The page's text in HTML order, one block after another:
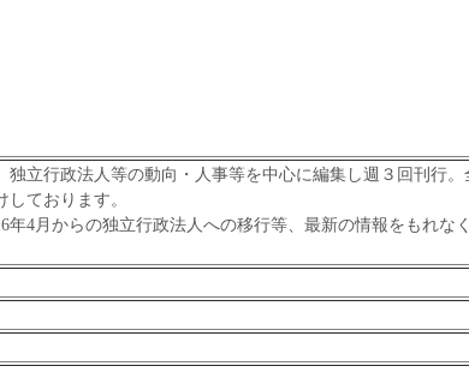
立行政法人等の動向・人事等を中心に編集し週３回刊行。
ております。
年4月からの独立行政法人への移行等、最新の情報をもれな